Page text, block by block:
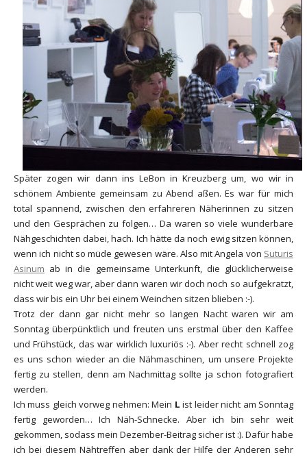
Später zogen wir dann ins LeBon in Kreuzberg um, wo wir in
schönem Ambiente gemeinsam zu Abend aßen. Es war für mich
total spannend, zwischen den erfahreren Näherinnen zu sitzen
und den Gesprächen zu folgen… Da waren so viele wunderbare
Nähgeschichten dabei, hach. Ich hätte da noch ewig sitzen können,
wenn ich nicht so müde gewesen wäre. Also mit Angela von Suturis
Asinum ab in die gemeinsame Unterkunft, die glücklicherweise
nicht weit weg war, aber dann waren wir doch noch so aufgekratzt,
dass wir bis ein Uhr bei einem Weinchen sitzen blieben :-).
Trotz der dann gar nicht mehr so langen Nacht waren wir am
Sonntag überpünktlich und freuten uns erstmal über den Kaffee
und Frühstück, das war wirklich luxuriös :-). Aber recht schnell zog
es uns schon wieder an die Nähmaschinen, um unsere Projekte
fertig zu stellen, denn am Nachmittag sollte ja schon fotografiert
werden.
Ich muss gleich vorweg nehmen: Mein L ist leider nicht am Sonntag
fertig geworden… Ich Näh-Schnecke. Aber ich bin sehr weit
gekommen, sodass mein Dezember-Beitrag sicher ist :). Dafür habe
ich bei diesem Nähtreffen aber dank der Hilfe der Anderen sehr